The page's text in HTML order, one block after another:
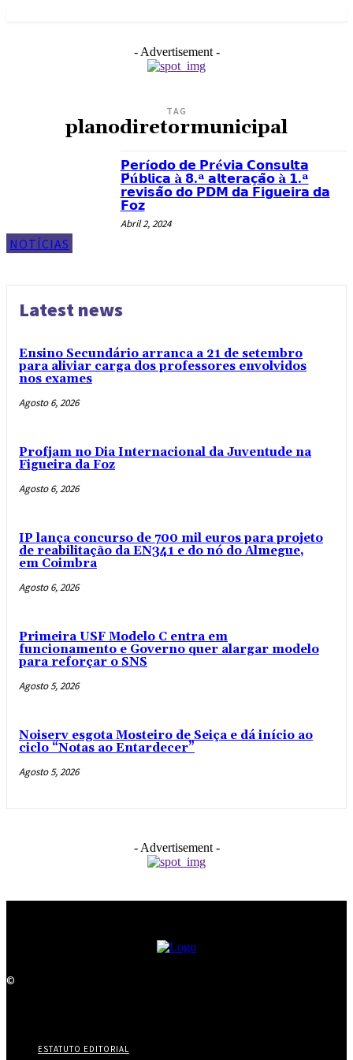
- Advertisement -
TAG
planodiretormunicipal
NOTÍCIAS
𝗣𝗲𝗿í𝗼𝗱𝗼 𝗱𝗲 𝗣𝗿é𝘃𝗶𝗮 𝗖𝗼𝗻𝘀𝘂𝗹𝘁𝗮
𝗣́ú𝗯𝗹𝗶𝗰𝗮 à 𝟴.ª 𝗮𝗹𝘁𝗲𝗿𝗮𝗰̧𝗮̃𝗼 à 𝟭.ª
𝗿𝗲𝘃𝗶𝘀𝗮̃𝗼 𝗱𝗼 𝗣𝗗𝗠 𝗱𝗮 𝗙𝗶𝗴𝘂𝗲𝗶𝗿𝗮 𝗱𝗮
𝗙𝗼𝘇
Abril 2, 2024
Latest news
Ensino Secundário arranca a 21 de setembro
para aliviar carga dos professores envolvidos
nos exames
Agosto 6, 2026
Profjam no Dia Internacional da Juventude na
Figueira da Foz
Agosto 6, 2026
IP lança concurso de 700 mil euros para projeto
de reabilitação da EN341 e do nó do Almegue,
em Coimbra
Agosto 6, 2026
Primeira USF Modelo C entra em
funcionamento e Governo quer alargar modelo
para reforçar o SNS
Agosto 5, 2026
Noiserv esgota Mosteiro de Seiça e dá início ao
ciclo “Notas ao Entardecer”
Agosto 5, 2026
- Advertisement -
©
ESTATUTO EDITORIAL